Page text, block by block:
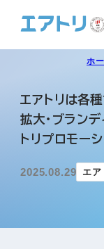
ホ
エアトリは各
拡大・ブラン
トリプロモー
2025.08.29 エア